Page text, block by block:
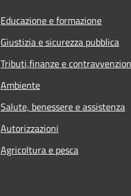
Educazione e formazione
Giustizia e sicurezza pubblica
Tributi,finanze e
Ambiente
Salute, benessere e assistenza
Autorizzazioni
Agricoltura e pesca